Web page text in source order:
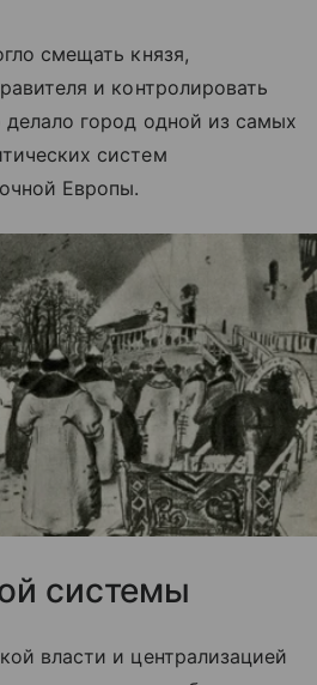
смещать князя,
и контролировать
город одной из самых
систем
Европы.
системы
власти и централизацией